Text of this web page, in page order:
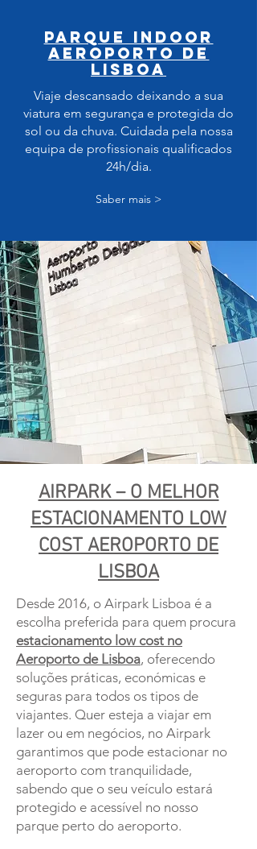
parque indoor
aeroporto de
lisboa
Viaje descansado deixando a sua
viatura em segurança e protegida do
sol ou da chuva. Cuidada pela nossa
equipa de profissionais qualificados
24h/dia.
Saber mais >
AIRPARK – O MELHOR
ESTACIONAMENTO LOW
COST AEROPORTO DE
LISBOA
Desde 2016, o Airpark Lisboa é a
escolha preferida para quem procura
estacionamento low cost no
Aeroporto de Lisboa, oferecendo
soluções práticas, económicas e
seguras para todos os tipos de
viajantes. Quer esteja a viajar em
lazer ou em negócios, no Airpark
garantimos que pode estacionar no
aeroporto com tranquilidade,
sabendo que o seu veículo estará
protegido e acessível no nosso
parque perto do aeroporto.